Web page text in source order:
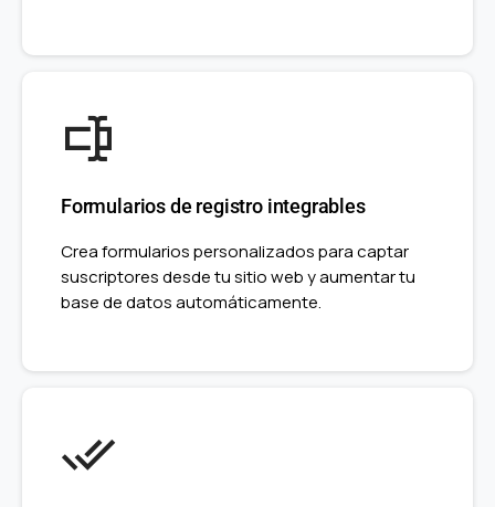
Formularios de registro integrables
Crea formularios personalizados para captar
suscriptores desde tu sitio web y aumentar tu
base de datos automáticamente.